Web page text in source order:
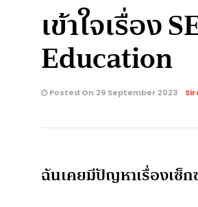
เข้าใจเรื่อง
Education
Posted On 29 September 2023
ฉันเคยมีปัญหาเรื่องเซ็